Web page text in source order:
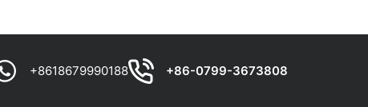
+8618679990188 +86-0799-3673808